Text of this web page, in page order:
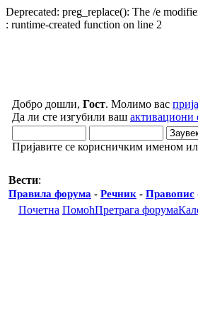
Deprecated: preg_replace(): The /e
: runtime-created function on line 2
Добро дошли, Гост. Молимо вас
Да ли сте изгубили ваш активациони
Пријавите се корисничким именом
Вести:
Правила форума - Речник - Правопис
Почетна ПомоћПретрага форума